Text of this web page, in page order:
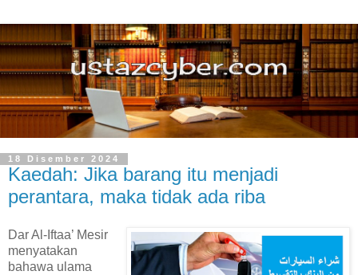
18 Disember 2024
Kaedah: Jika barang itu menjadi
perantara, maka tidak ada riba
Dar Al-Iftaa’ Mesir
menyatakan
bahawa ulama